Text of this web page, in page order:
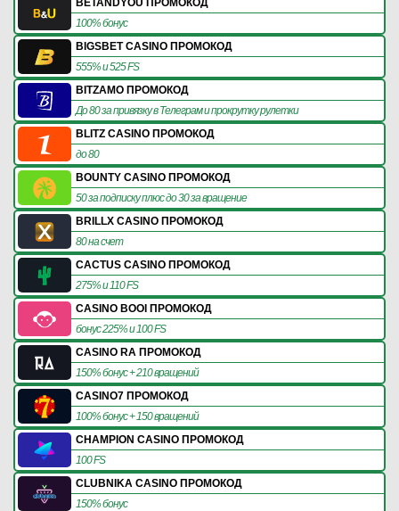
BETANDYOU ПРОМОКОД
100% бонус
BIGSBET CASINO ПРОМОКОД
555% и 525 FS
BITZAMO ПРОМОКОД
До 80 за привязку в Телеграм и прокрутку рулетки
BLITZ CASINO ПРОМОКОД
до 80
BOUNTY CASINO ПРОМОКОД
50 за подписку плюс до 30 за вращение
BRILLX CASINO ПРОМОКОД
80 на счет
CACTUS CASINO ПРОМОКОД
275% и 110 FS
CASINO BOOI ПРОМОКОД
бонус 225% и 100 FS
CASINO RA ПРОМОКОД
150% бонус + 210 вращений
CASINO7 ПРОМОКОД
100% бонус + 150 вращений
CHAMPION CASINO ПРОМОКОД
100 FS
CLUBNIKA CASINO ПРОМОКОД
150% бонус